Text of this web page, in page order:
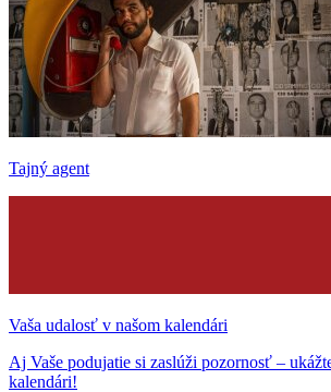
Tajný agent
Vaša udalosť v našom kalendári
Aj Vaše podujatie si zaslúži pozornosť –
kalendári!